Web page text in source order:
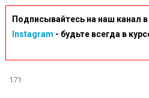
Подписывайтесь на наш канал в
Instagram - будьте всегда в
171